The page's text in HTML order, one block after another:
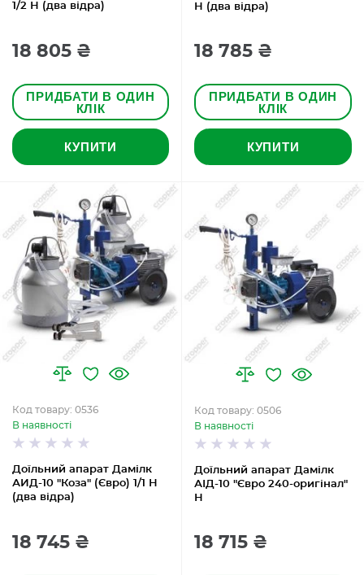
1/2 Н (два відра)
18 805 ₴
ПРИДБАТИ В ОДИН
КЛІК
КУПИТИ
Н (два відра)
18 785 ₴
ПРИДБАТИ В ОДИН
КЛІК
КУПИТИ
Доїльний апарат Дамілк
АИД-10 "Коза" (Євро) 1/1 Н
(два відра)
Код товару: 0536
В наявності
18 745 ₴
Доїльний апарат Дамілк
АІД-10 "Євро 240-оригінал"
Н
Код товару: 0506
В наявності
18 715 ₴